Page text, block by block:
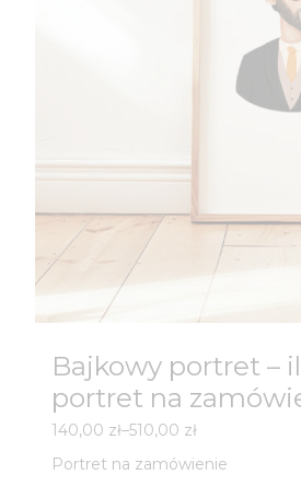
Bajkowy portret –
portret na
140,00 zł–510,00 zł
Zakres
od
Portret na zamówienie